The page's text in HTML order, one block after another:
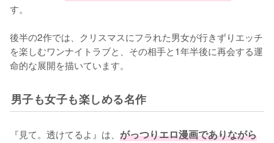
す。
後半の2作では、クリスマスにフラれた男女が行きずりエッチ
を楽しむワンナイトラブと、その相手と1年半後に再会する運
命的な展開を描いています。
男子も女子も楽しめる名作
『見て。透けてるよ』は、 がっつりエロ漫画でありながら